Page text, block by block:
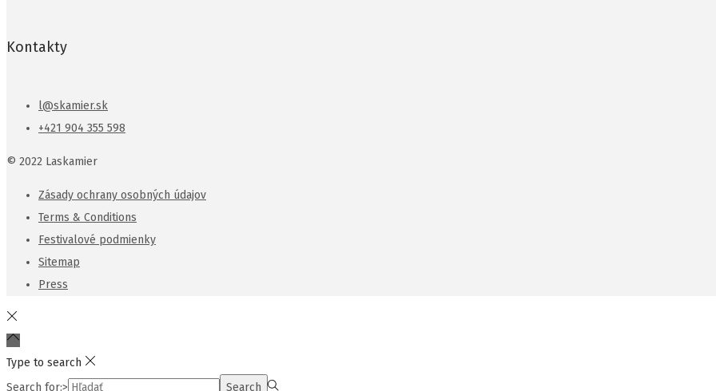
Kontakty
l@skamier.sk
+421 904 355 598
© 2022 Laskamier
Zásady ochrany osobných údajov
Terms & Conditions
Festivalové podmienky
Sitemap
Press
Type to search
Search for:>
Search